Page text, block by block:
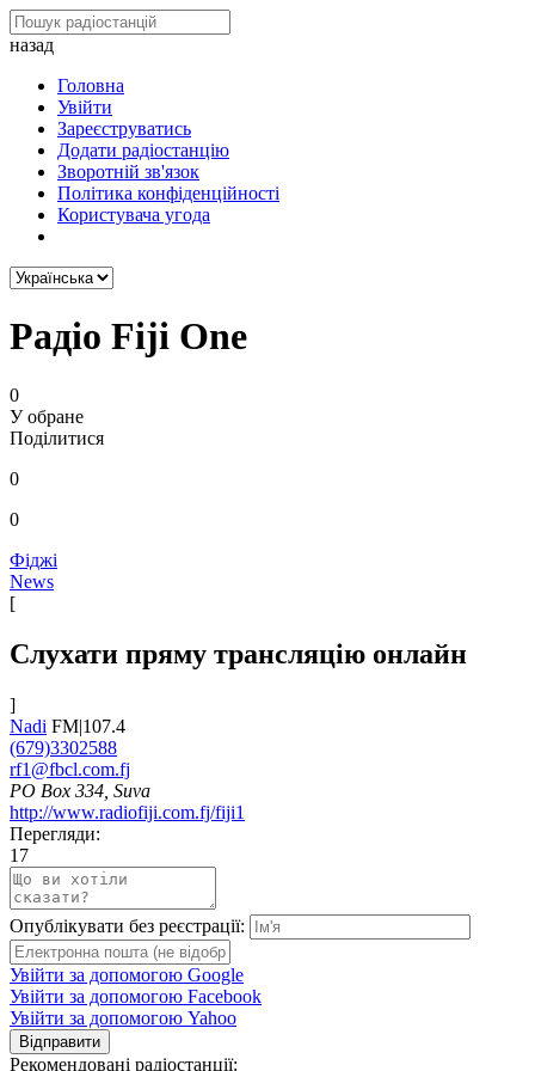
назад
Головна
Увійти
Зареєструватись
Додати радіостанцію
Зворотній зв'язок
Політика конфіденційності
Користувача угода
Радіо Fiji One
0
У обране
Поділитися
0
0
Фіджі
News
[
Слухати пряму трансляцію онлайн
]
Nadi FM|107.4
(679)3302588
rf1@fbcl.com.fj
PO Box 334, Suva
http://www.radiofiji.com.fj/fiji1
Перегляди:
17
Опублікувати без реєстрації:
Увійти за допомогою Google
Увійти за допомогою Facebook
Увійти за допомогою Yahoo
Відправити
Рекомендовані радіостанції: